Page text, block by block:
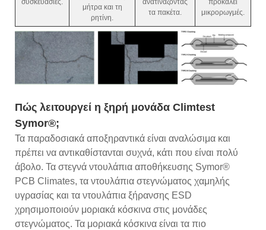
συσκευασίες.
μήτρα και τη
ρητίνη.
ανατινάζοντας
τα πακέτα.
προκαλεί
μικρορωγμές.
Πώς λειτουργεί η ξηρή μονάδα Climtest
Symor®;
Τα παραδοσιακά αποξηραντικά είναι αναλώσιμα και
πρέπει να αντικαθίστανται συχνά, κάτι που είναι πολύ
άβολο. Τα στεγνά ντουλάπια αποθήκευσης Symor®
PCB Climates, τα ντουλάπια στεγνώματος χαμηλής
υγρασίας και τα ντουλάπια ξήρανσης ESD
χρησιμοποιούν μοριακά κόσκινα στις μονάδες
στεγνώματος. Τα μοριακά κόσκινα είναι τα πιο